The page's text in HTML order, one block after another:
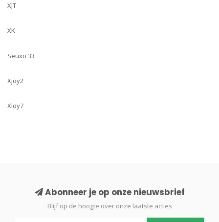
XJT
XK
Seuxo 33
Xjoy2
Xloy7
Abonneer je op onze nieuwsbrief
Blijf op de hoogte over onze laatste acties